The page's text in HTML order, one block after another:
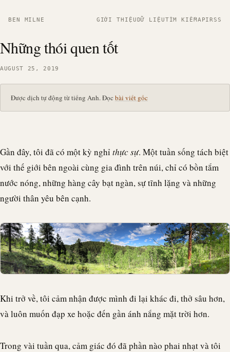
BEN MILNE GIỚI THIỆUDỮ LIỆUTÌM KIẾMAPIRSS
Những thói quen tốt
AUGUST 25, 2019
Được dịch tự động từ tiếng Anh. Đọc bài viết gốc
Gần đây, tôi đã có một kỳ nghỉ thực sự. Một tuần sống tách biệt
với thế giới bên ngoài cùng gia đình trên núi, chỉ có bồn tắm
nước nóng, những hàng cây bạt ngàn, sự tĩnh lặng và những
người thân yêu bên cạnh.
Khi trở về, tôi cảm nhận được mình đi lại khác đi, thở sâu hơn,
và luôn muốn đạp xe hoặc đến gần ánh nắng mặt trời hơn.
Trong vài tuần qua, cảm giác đó đã phần nào phai nhạt và tôi